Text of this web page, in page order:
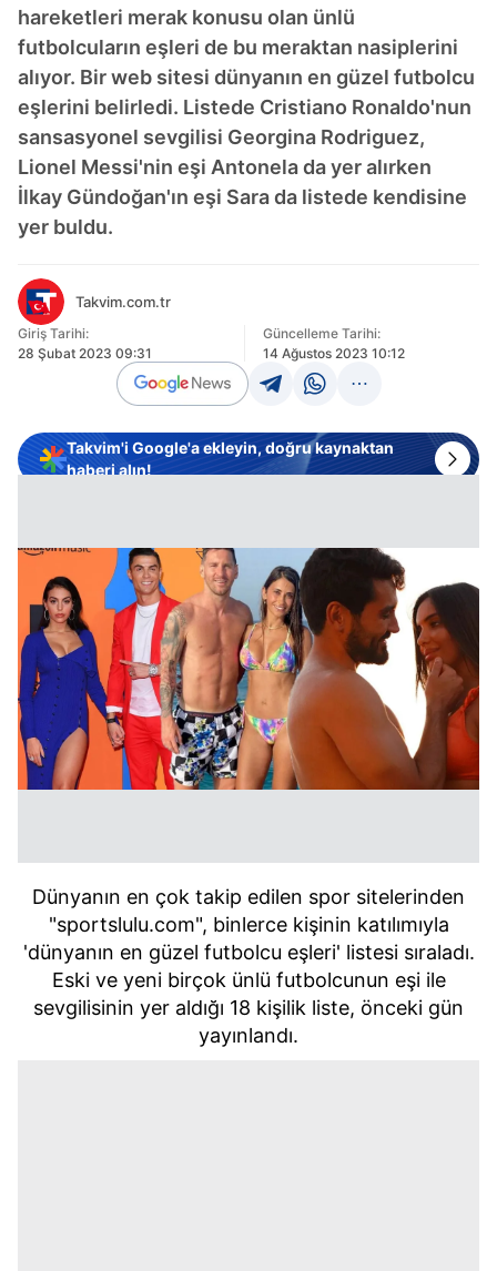
hareketleri merak konusu olan ünlü
futbolcuların eşleri de bu meraktan nasiplerini
alıyor. Bir web sitesi dünyanın en güzel futbolcu
eşlerini belirledi. Listede Cristiano Ronaldo'nun
sansasyonel sevgilisi Georgina Rodriguez,
Lionel Messi'nin eşi Antonela da yer alırken
İlkay Gündoğan'ın eşi Sara da listede kendisine
yer buldu.
Takvim.com.tr
Giriş Tarihi:
28 Şubat 2023 09:31
Güncelleme Tarihi:
14 Ağustos 2023 10:12
Takvim'i Google'a ekleyin, doğru kaynaktan
haberi alın!
Dünyanın en çok takip edilen spor sitelerinden
"sportslulu.com", binlerce kişinin katılımıyla
'dünyanın en güzel futbolcu eşleri' listesi sıraladı.
Eski ve yeni birçok ünlü futbolcunun eşi ile
sevgilisinin yer aldığı 18 kişilik liste, önceki gün
yayınlandı.